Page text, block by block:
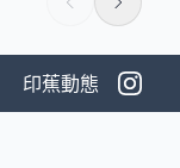
印蕉動態